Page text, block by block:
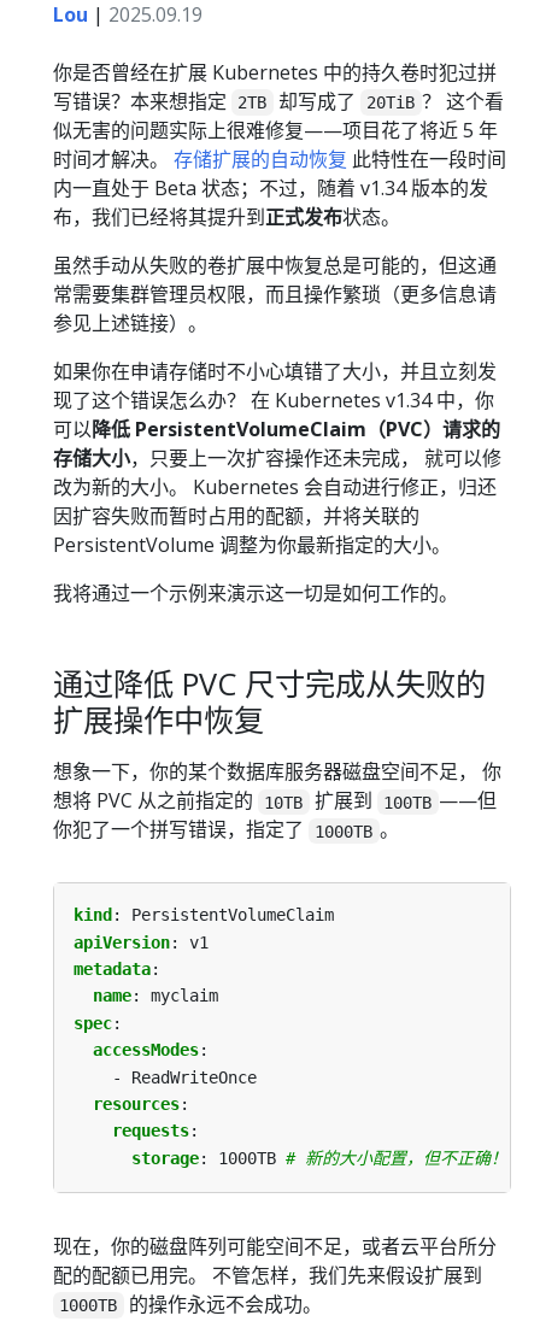
Lou | 2025.09.19
你是否曾经在扩展 Kubernetes 中的持久卷时犯过拼
写错误？本来想指定
2TB 却写成了 20TiB ？ 这个看
似无害的问题实际上很难修复——项目花了将近 5 年
时间才解决。 存储扩展的自动恢复 此特性在一段时间
内一直处于 Beta 状态；不过，随着 v1.34 版本的发
布，我们已经将其提升到正式发布状态。
虽然手动从失败的卷扩展中恢复总是可能的，但这通
常需要集群管理员权限，而且操作繁琐（更多信息请
参见上述链接）。
如果你在申请存储时不小心填错了大小，并且立刻发
现了这个错误怎么办？ 在 Kubernetes v1.34 中，你
可以降低 PersistentVolumeClaim（PVC）请求的
存储大小，只要上一次扩容操作还未完成， 就可以修
改为新的大小。 Kubernetes 会自动进行修正，归还
因扩容失败而暂时占用的配额，并将关联的
PersistentVolume 调整为你最新指定的大小。
我将通过一个示例来演示这一切是如何工作的。
通过降低 PVC 尺寸完成从失败的
扩展操作中恢复
想象一下，你的某个数据库服务器磁盘空间不足， 你
想将 PVC 从之前指定的
10TB 扩展到 100TB ——但
你犯了一个拼写错误，指定了
1000TB 。
kind :
PersistentVolumeClaim
apiVersion:
v1
metadata:
name:
myclaim
spec:
accessModes:
- ReadWriteOnce
resources:
requests:
storage: 1000TB # 新的大小配置，但不正确！
现在，你的磁盘阵列可能空间不足，或者云平台所分
配的配额已用完。 不管怎样，我们先来假设扩展到
1000TB 的操作永远不会成功。